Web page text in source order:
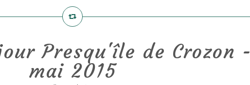
Presqu'île de Crozon -
mai 2015